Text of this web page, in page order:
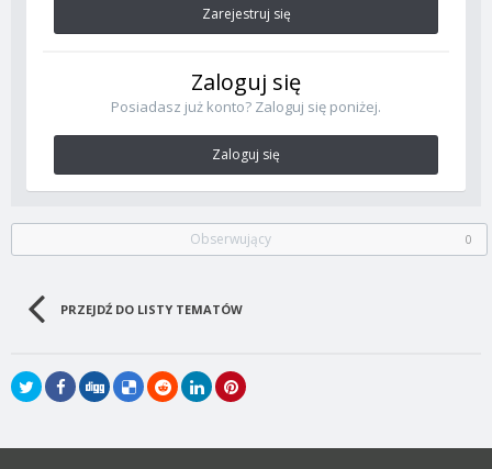
Zarejestruj się
Zaloguj się
Posiadasz już konto? Zaloguj się poniżej.
Zaloguj się
Obserwujący 0
PRZEJDŹ DO LISTY TEMATÓW